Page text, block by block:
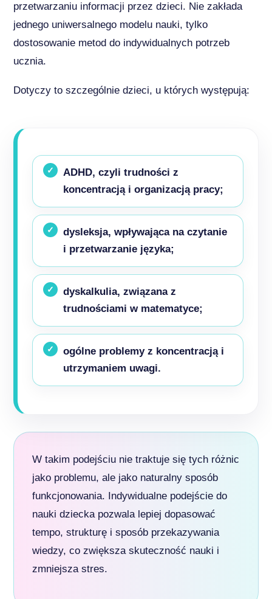
przetwarzaniu informacji przez dzieci. Nie zakłada
jednego uniwersalnego modelu nauki, tylko
dostosowanie metod do indywidualnych potrzeb
ucznia.
Dotyczy to szczególnie dzieci, u których występują:
ADHD, czyli trudności z
koncentracją i organizacją pracy;
dysleksja, wpływająca na czytanie
i przetwarzanie języka;
dyskalkulia, związana z
trudnościami w matematyce;
ogólne problemy z koncentracją i
utrzymaniem uwagi.
W takim podejściu nie traktuje się tych różnic
jako problemu, ale jako naturalny sposób
funkcjonowania. Indywidualne podejście do
nauki dziecka pozwala lepiej dopasować
tempo, strukturę i sposób przekazywania
wiedzy, co zwiększa skuteczność nauki i
zmniejsza stres.